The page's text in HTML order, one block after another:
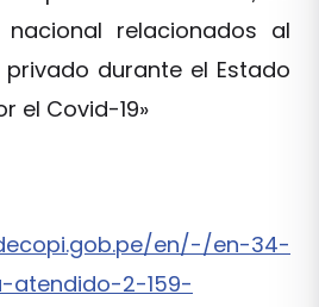
relacionados al
durante el Estado
el Covid-19»
en/-/en-34-
atendido-2-159-